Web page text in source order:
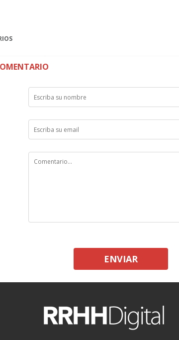
ENVIAR